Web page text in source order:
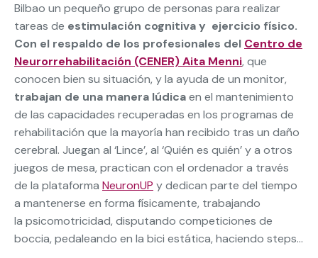
Bilbao un pequeño grupo de personas para realizar
tareas de estimulación cognitiva y ejercicio físico.
Con el respaldo de los profesionales del Centro de
Neurorrehabilitación (CENER) Aita Menni, que
conocen bien su situación, y la ayuda de un monitor,
trabajan de una manera lúdicaen el mantenimiento
de las capacidades recuperadas en los programas de
rehabilitación que la mayoría han recibido tras un daño
cerebral. Juegan al ‘Lince’, al ‘Quién es quién’ y a otros
juegos de mesa, practican con el ordenador a través
de la plataforma NeuronUP y dedican parte del tiempo
a mantenerse en forma físicamente, trabajando
la psicomotricidad, disputando competiciones de
boccia, pedaleando en la bici estática, haciendo steps…